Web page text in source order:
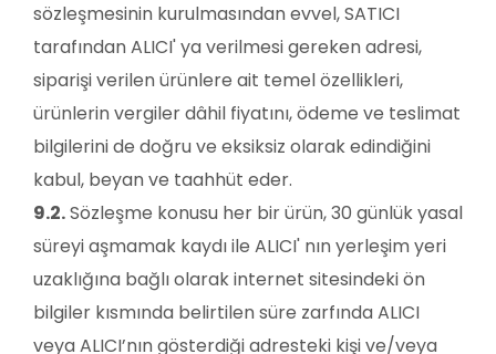
sözleşmesinin kurulmasından evvel, SATICI
tarafından ALICI' ya verilmesi gereken adresi,
siparişi verilen ürünlere ait temel özellikleri,
ürünlerin vergiler dâhil fiyatını, ödeme ve teslimat
bilgilerini de doğru ve eksiksiz olarak edindiğini
kabul, beyan ve taahhüt eder.
9.2.Sözleşme konusu her bir ürün, 30 günlük yasal
süreyi aşmamak kaydı ile ALICI' nın yerleşim yeri
uzaklığına bağlı olarak internet sitesindeki ön
bilgiler kısmında belirtilen süre zarfında ALICI
veya ALICI’nın gösterdiği adresteki kişi ve/veya